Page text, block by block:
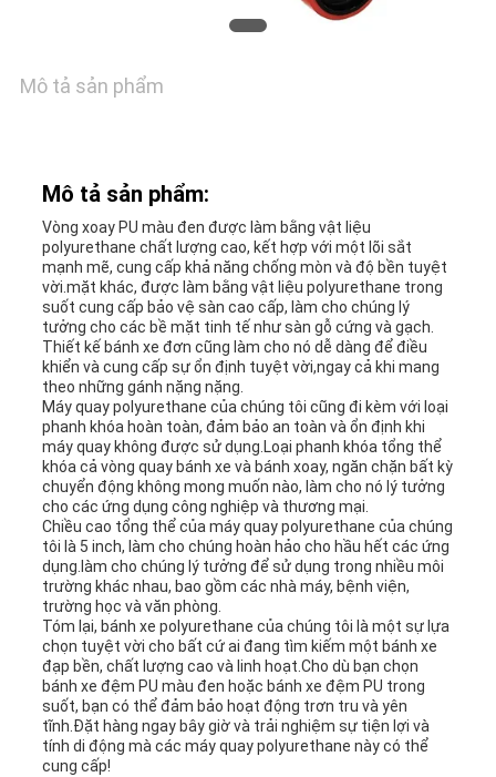
LIÊN
CHÚNG
TÔI
YÊU
CẦU
BÁO
GIÁ
ĐỒ
TRANG
WEB
PRIVACY
Mô tả sản phẩm
Mô tả sản phẩm:
Vòng xoay PU màu đen được làm bằng vật liệu
polyurethane chất lượng cao, kết hợp với một lõi sắt
mạnh mẽ, cung cấp khả năng chống mòn và độ bền tuyệt
vời.mặt khác, được làm bằng vật liệu polyurethane trong
suốt cung cấp bảo vệ sàn cao cấp, làm cho chúng lý
tưởng cho các bề mặt tinh tế như sàn gỗ cứng và gạch.
Thiết kế bánh xe đơn cũng làm cho nó dễ dàng để điều
khiển và cung cấp sự ổn định tuyệt vời,ngay cả khi mang
theo những gánh nặng nặng.
Máy quay polyurethane của chúng tôi cũng đi kèm với loại
phanh khóa hoàn toàn, đảm bảo an toàn và ổn định khi
máy quay không được sử dụng.Loại phanh khóa tổng thể
khóa cả vòng quay bánh xe và bánh xoay, ngăn chặn bất kỳ
chuyển động không mong muốn nào, làm cho nó lý tưởng
cho các ứng dụng công nghiệp và thương mại.
Chiều cao tổng thể của máy quay polyurethane của chúng
tôi là 5 inch, làm cho chúng hoàn hảo cho hầu hết các ứng
dụng.làm cho chúng lý tưởng để sử dụng trong nhiều môi
trường khác nhau, bao gồm các nhà máy, bệnh viện,
trường học và văn phòng.
Tóm lại, bánh xe polyurethane của chúng tôi là một sự lựa
chọn tuyệt vời cho bất cứ ai đang tìm kiếm một bánh xe
đạp bền, chất lượng cao và linh hoạt.Cho dù bạn chọn
bánh xe đệm PU màu đen hoặc bánh xe đệm PU trong
suốt, bạn có thể đảm bảo hoạt động trơn tru và yên
tĩnh.Đặt hàng ngay bây giờ và trải nghiệm sự tiện lợi và
tính di động mà các máy quay polyurethane này có thể
cung cấp!